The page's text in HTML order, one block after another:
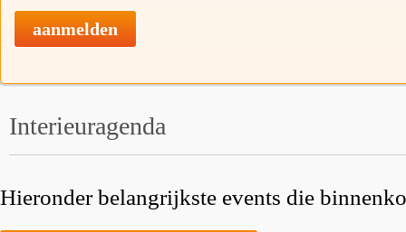
aanmelden
Interieuragenda
Hieronder belangrijkste events die